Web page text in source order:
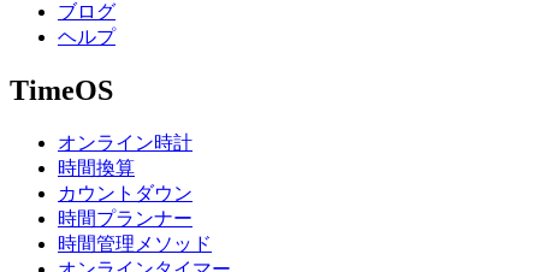
ブログ
ヘルプ
TimeOS
オンライン時計
時間換算
カウントダウン
時間プランナー
時間管理メソッド